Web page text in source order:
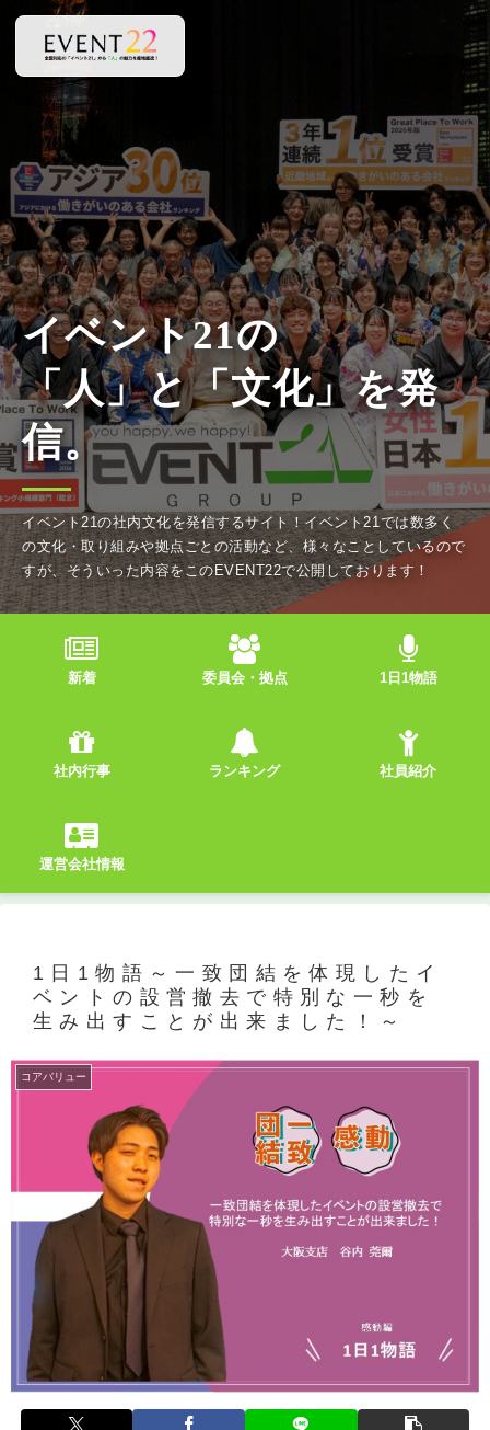
イベント21の社内文化を発信するサイト！イベント21では数多く
の文化・取り組みや拠点ごとの活動など、様々なことしているので
すが、そういった内容をこのEVENT22で公開しております！
新着 委員会・拠点 1日1物語
社内行事 ランキング 社員紹介
運営会社情報
1日1物語～一致団結を体現したイ
ベントの設営撤去で特別な一秒を
生み出すことが出来ました！～
コアバリュー